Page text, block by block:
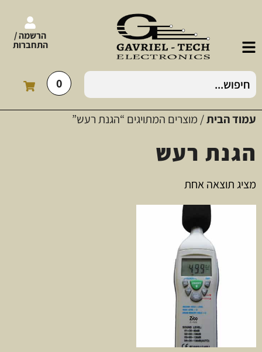
הרשמה /
התחברות
0
עמוד הבית/ מוצרים המתויגים “הגנת רעש”
הגנת רעש
מציג תוצאה אחת